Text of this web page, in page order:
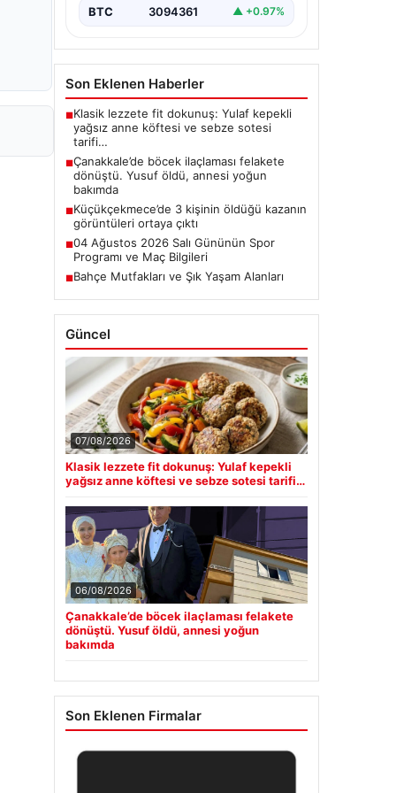
BTC 3094361 ▲ +0.97%
Son Eklenen Haberler
■Klasik lezzete fit dokunuş: Yulaf kepekli
yağsız anne köftesi ve sebze sotesi
tarifi…
■Çanakkale’de böcek ilaçlaması felakete
dönüştü. Yusuf öldü, annesi yoğun
bakımda
■Küçükçekmece’de 3 kişinin öldüğü kazanın
görüntüleri ortaya çıktı
■04 Ağustos 2026 Salı Gününün Spor
Programı ve Maç Bilgileri
■Bahçe Mutfakları ve Şık Yaşam Alanları
Güncel
07/08/2026
Klasik lezzete fit dokunuş: Yulaf kepekli
yağsız anne köftesi ve sebze sotesi tarifi…
06/08/2026
Çanakkale’de böcek ilaçlaması felakete
dönüştü. Yusuf öldü, annesi yoğun
bakımda
Son Eklenen Firmalar